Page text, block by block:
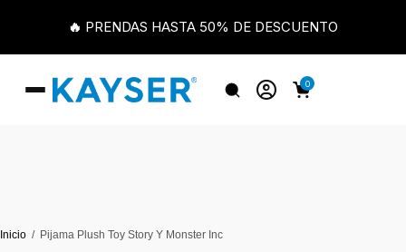
🔥 PRENDAS HASTA 50% DE DESCUENTO
0
Inicio Pijama Plush Toy Story Y Monster Inc